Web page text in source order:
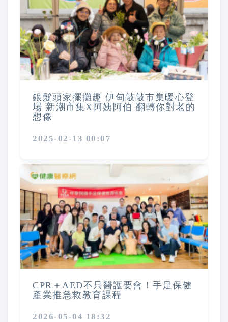
銀髮頭家擺攤趣 伊甸敲敲市集暖心登
場 新潮市集X阿姨阿伯 翻轉你對老的
想像
2025-02-13 00:07
CPR＋AED不只醫護要會！手足保健
產業推急救教育課程
2026-05-04 18:32